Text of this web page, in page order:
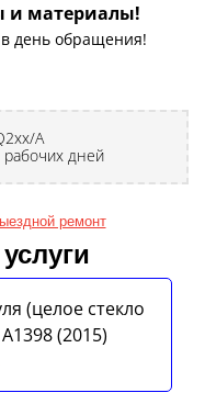
и материалы!
день обращения!
A
дней
ремонт
(целое стекло
(2015)